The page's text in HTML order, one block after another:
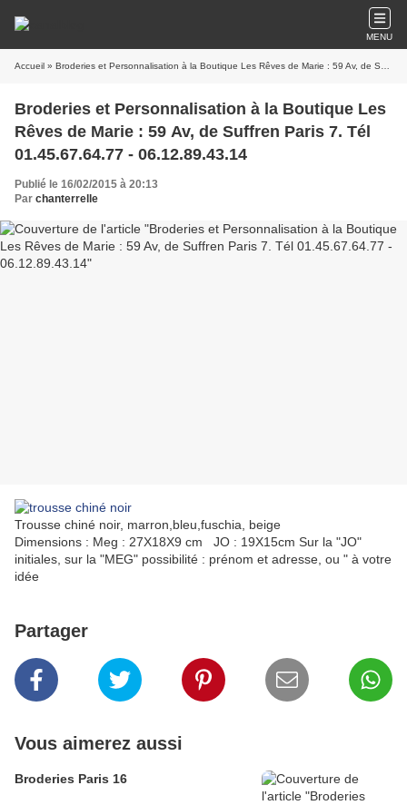
MENU
Accueil » Broderies et Personnalisation à la Boutique Les Rêves de Marie : 59 Av, de Suffren Paris 7. Tél 01.45.67.64.77 - 06.12.89.43.14
Broderies et Personnalisation à la Boutique Les
Rêves de Marie : 59 Av, de Suffren Paris 7. Tél
01.45.67.64.77 - 06.12.89.43.14
Publié le 16/02/2015 à 20:13
Par chanterrelle
Trousse chiné noir, marron,bleu,fuschia, beige
Dimensions : Meg : 27X18X9 cm JO : 19X15cm Sur la "JO"
initiales, sur la "MEG" possibilité : prénom et adresse, ou " à votre
idée
Partager
Vous aimerez aussi
Broderies Paris 16